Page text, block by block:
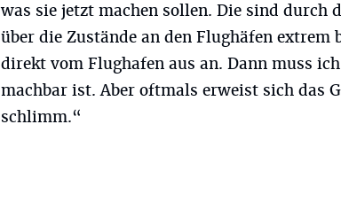
was sie jetzt machen sollen. Die sind durch
über die Zustände an den Flughäfen extrem
direkt vom Flughafen aus an. Dann muss
machbar ist. Aber oftmals erweist sich das
schlimm.“